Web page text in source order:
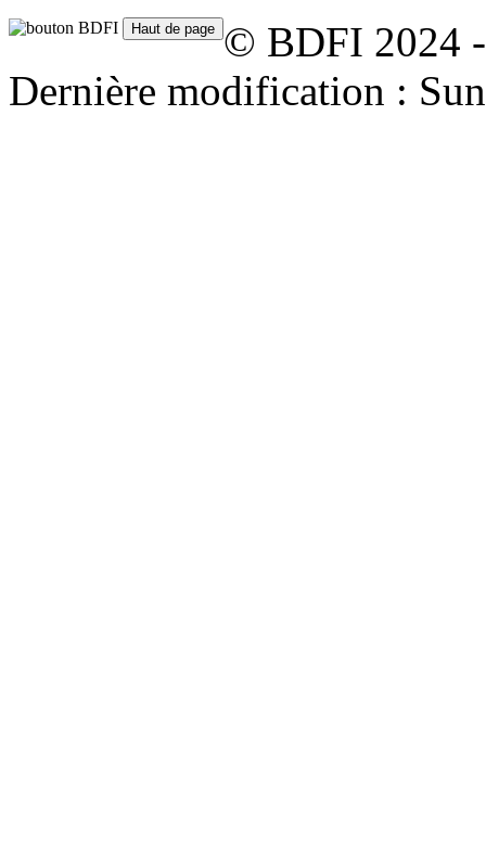
© BDFI 2024
Dernière modification :